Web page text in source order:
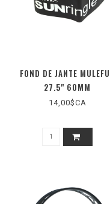
FOND DE JANTE
27.5" 60MM
14,00$CA